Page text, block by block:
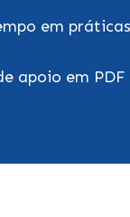
em
apoio em PDF